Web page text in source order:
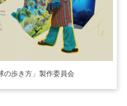
歩き方」製作委員会